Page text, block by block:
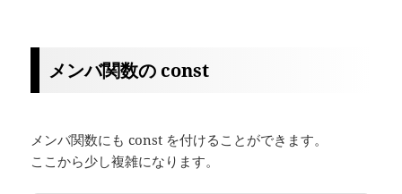
メンバ関数の const
メンバ関数にも const を付けることができます。
ここから少し複雑になります。